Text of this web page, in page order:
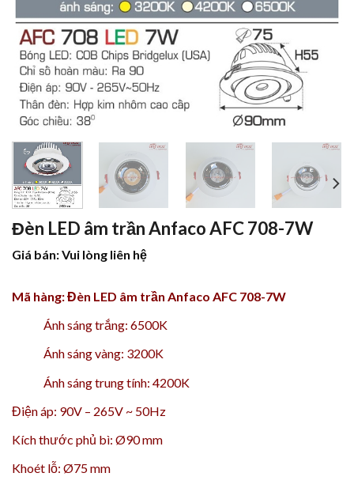
Đèn LED âm trần Anfaco AFC 708-7W
Giá bán: Vui lòng liên hệ
Mã hàng: Đèn LED âm trần Anfaco AFC 708-7W
Ánh sáng trắng: 6500K
Ánh sáng vàng: 3200K
Ánh sáng trung tính: 4200K
Điện áp: 90V – 265V ~ 50Hz
Kích thước phủ bì: Ø90 mm
Khoét lỗ: Ø75 mm